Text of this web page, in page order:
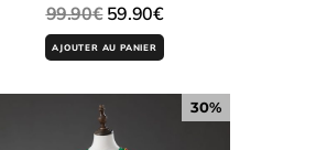
99.90€ 59.90€
AJOUTER AU PANIER
30%